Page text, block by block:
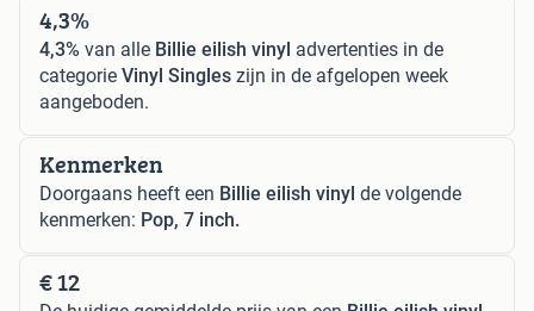
4,3%
4,3% van alle Billie eilish vinyl advertenties in de
categorie Vinyl Singles zijn in de afgelopen week
aangeboden.
Kenmerken
Doorgaans heeft een Billie eilish vinyl de volgende
kenmerken: Pop, 7 inch.
€ 12